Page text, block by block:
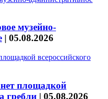
музейно-
| 05.08.2026
площадкой
гребли | 05.08.2026